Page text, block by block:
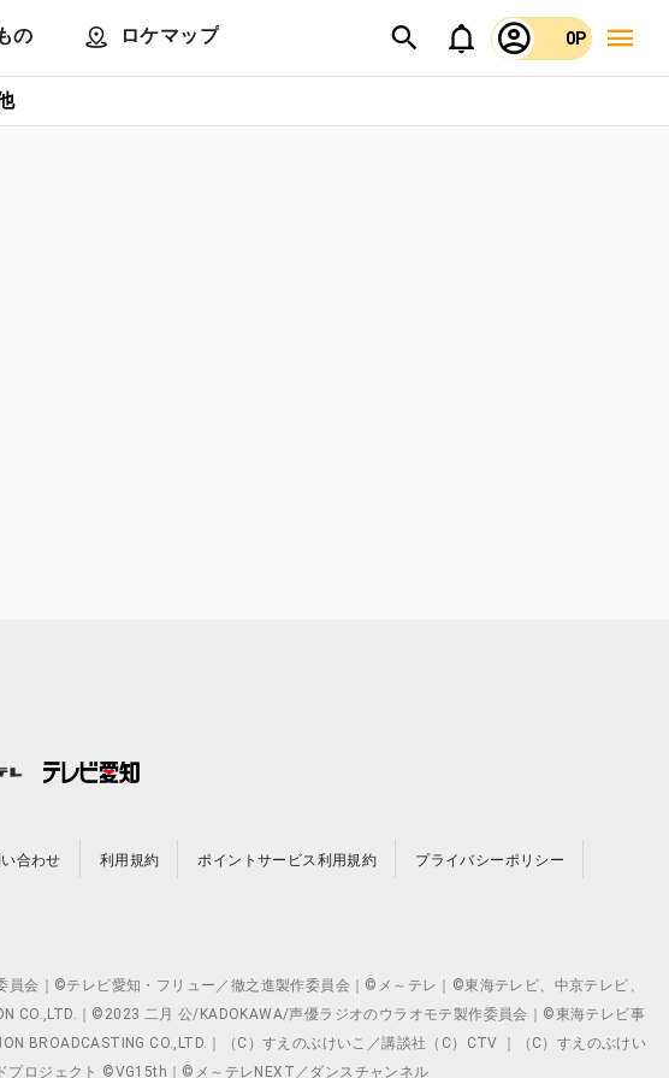
の ロケマップ 0P
合わせ 利用規約 ポイントサービス利用規約 プライバシーポリシー
会｜©テレビ愛知・フリュー／徹之進製作委員会｜©メ～テレ｜©東海テレビ、中京テレビ、
CO.,LTD.｜©2023 二月 公/KADOKAWA/声優ラジオのウラオモテ製作委員会｜©東海テレビ事
CO.,LTD.｜（C）すえのぶけいこ／講談社（C）CTV ｜（C）すえのぶけい
プロジェクト ©VG15th｜©メ～テレNEXT／ダンスチャンネル